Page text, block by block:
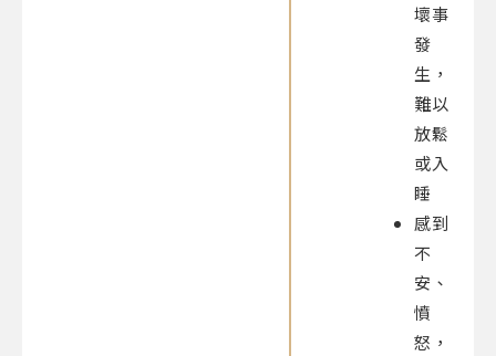
壞事
發
生，
難以
放鬆
或入
睡
感到
不
安、
憤
怒，